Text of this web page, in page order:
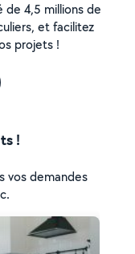
de 4,5 millions de
et facilitez
projets !
!
vos demandes